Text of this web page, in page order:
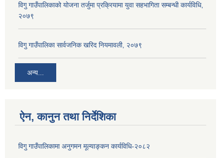
विगु गाउँपालिकाको योजना तर्जुमा प्रक्रियामा युवा सहभागिता सम्बन्धी कार्यविधि,
२०७९
विगु गाउँपालिका सार्वजनिक खरिद नियमावली, २०७९
अन्य...
ऐन, कानुन तथा निर्देशिका
विगु गाउँपालिकामा अनुगमन मूल्याङ्कन कार्यविधि-२०८२